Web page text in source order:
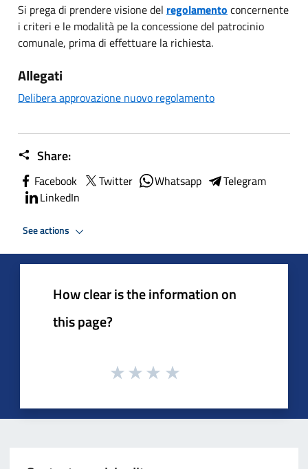
Si prega di prendere visione del regolamento concernente
i criteri e le modalità pe la concessione del patrocinio
comunale, prima di effettuare la richiesta.
Allegati
Delibera approvazione nuovo regolamento
Share:
Facebook Twitter Whatsapp
Telegram
LinkedIn
See actions
How clear is the information on
this page?